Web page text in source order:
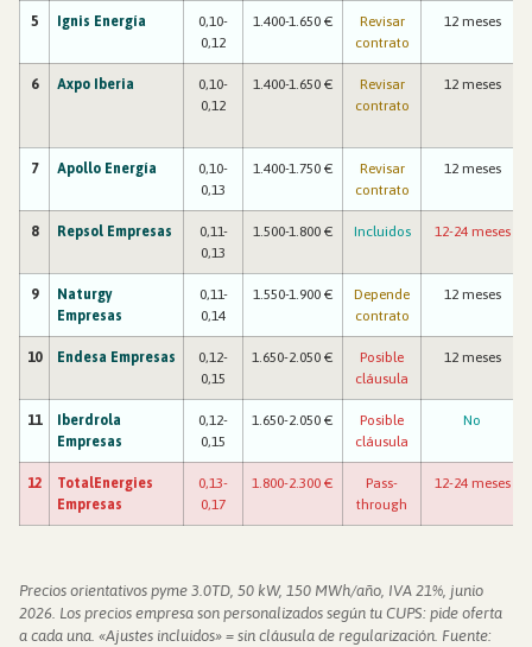
5 Ignis Energía
0,10-
0,12
1.400-1.650 €
Revisar
contrato
12 meses
6 Axpo Iberia
0,10-
0,12
1.400-1.650 €
Revisar
contrato
12 meses
7 Apollo Energía
0,10-
0,13
1.400-1.750 €
Revisar
contrato
12 meses
8 Repsol Empresas
0,11-
0,13
1.500-1.800 € Incluidos 12-24 meses
9
Naturgy
Empresas
0,11-
0,14
1.550-1.900 €
Depende
contrato
12 meses
10 Endesa Empresas
0,12-
0,15
1.650-2.050 €
Posible
cláusula
12 meses
11
Iberdrola
Empresas
0,12-
0,15
1.650-2.050 €
Posible
cláusula
No
12
TotalEnergies
Empresas
0,13-
0,17
1.800-2.300 €
Pass-
through
12-24 meses
Precios orientativos pyme 3.0TD, 50 kW, 150 MWh/año, IVA 21%, junio
2026. Los precios empresa son personalizados según tu CUPS: pide oferta
a cada una. «Ajustes incluidos» = sin cláusula de regularización. Fuente: